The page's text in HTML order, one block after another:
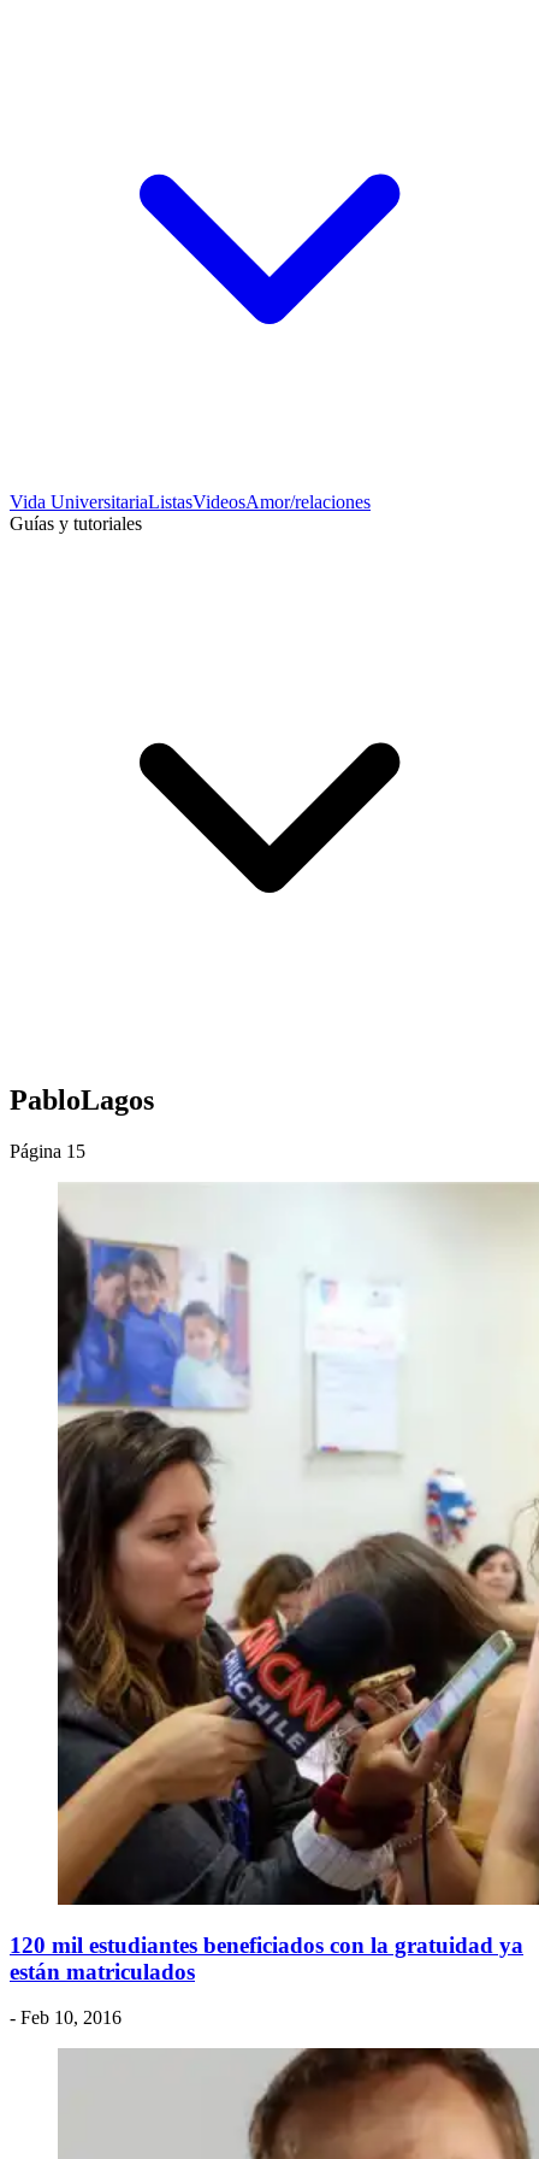
Vida UniversitariaListasVideosAmor/relaciones
Guías y tutoriales
PabloLagos
Página 15
120 mil estudiantes beneficiados con la gratuidad ya
están matriculados
- Feb 10, 2016